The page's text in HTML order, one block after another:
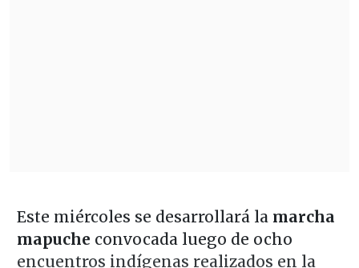
Este miércoles se desarrollará la marcha
mapuche convocada luego de ocho
encuentros indígenas realizados en la